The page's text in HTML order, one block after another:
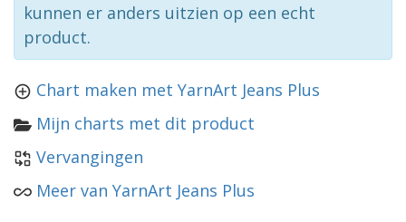
kunnen er anders uitzien op een echt
product.
Chart maken met YarnArt Jeans Plus
Mijn charts met dit product
Vervangingen
Meer van YarnArt Jeans Plus